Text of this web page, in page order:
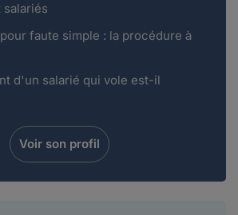
salariés
faute simple : la procédure à
d'un salarié qui vole est-il
Voir son profil